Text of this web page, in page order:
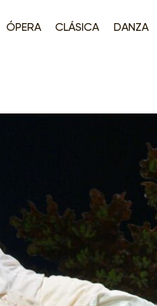
ÓPERA CLÁSICA DANZA